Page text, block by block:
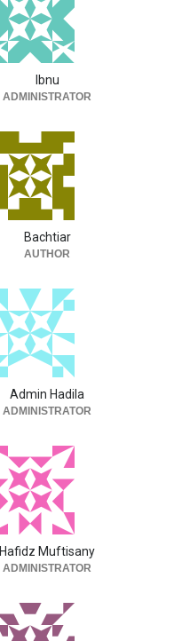
Ibnu
ADMINISTRATOR
Bachtiar
AUTHOR
Admin Hadila
ADMINISTRATOR
Hafidz Muftisany
ADMINISTRATOR